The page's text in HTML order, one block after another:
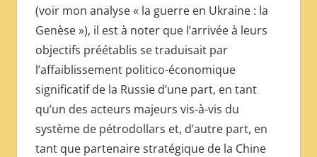
(voir mon analyse « la guerre en Ukraine : la
Genèse »), il est à noter que l’arrivée à leurs
objectifs préétablis se traduisait par
l’affaiblissement politico-économique
significatif de la Russie d’une part, en tant
qu’un des acteurs majeurs vis-à-vis du
système de pétrodollars et, d’autre part, en
tant que partenaire stratégique de la Chine